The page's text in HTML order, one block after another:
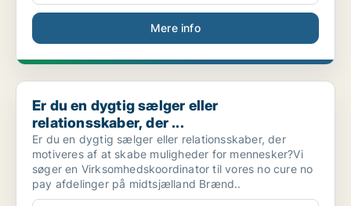
Mere info
Er du en dygtig sælger eller relationsskaber, der ...
Er du en dygtig sælger eller
relationsskaber, der ...
Er du en dygtig sælger eller relationsskaber, der
motiveres af at skabe muligheder for mennesker?Vi
søger en Virksomhedskoordinator til vores no cure no
pay afdelinger på midtsjælland Brænd..